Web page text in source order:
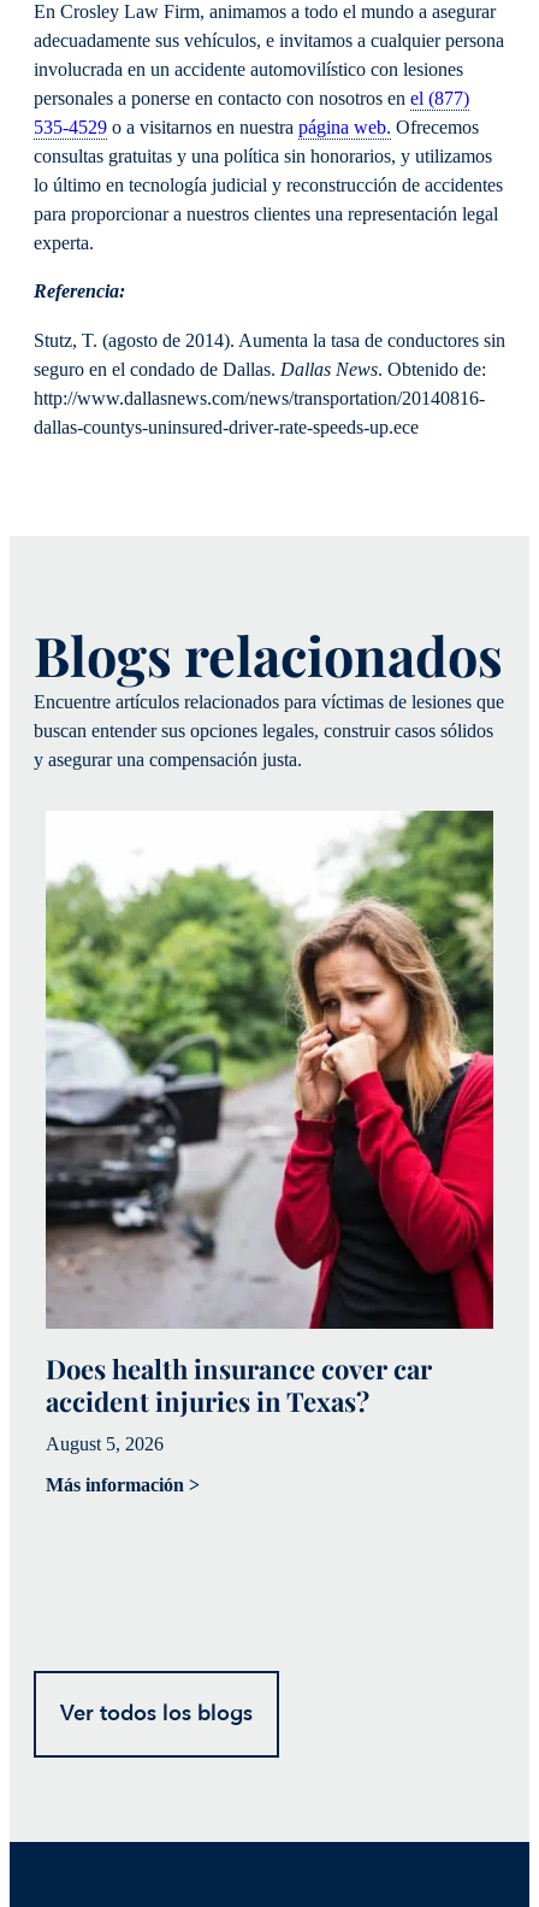
En Crosley Law Firm, animamos a todo el mundo a asegurar
adecuadamente sus vehículos, e invitamos a cualquier persona
involucrada en un accidente automovilístico con lesiones
personales a ponerse en contacto con nosotros en el (877)
535-4529 o a visitarnos en nuestra página web. Ofrecemos
consultas gratuitas y una política sin honorarios, y utilizamos
lo último en tecnología judicial y reconstrucción de accidentes
para proporcionar a nuestros clientes una representación legal
experta.
Referencia:
Stutz, T. (agosto de 2014). Aumenta la tasa de conductores sin
seguro en el condado de Dallas. Dallas News. Obtenido de:
http://www.dallasnews.com/news/transportation/20140816-
dallas-countys-uninsured-driver-rate-speeds-up.ece
Does health insurance cover car
accident injuries in Texas?
August 5, 2026
Más información >
Ver todos los blogs
Blogs relacionados
Encuentre artículos relacionados para víctimas de lesiones que
buscan entender sus opciones legales, construir casos sólidos
y asegurar una compensación justa.